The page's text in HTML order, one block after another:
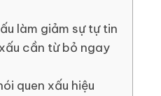
làm giảm sự tự tin
cần từ bỏ ngay
quen xấu hiệu